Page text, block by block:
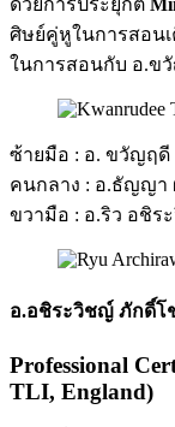
ด้วยการประยุกต์
ศิษย์คู่หูในการสอน
ในการสอนกับ อ.ข
ซ้ายมือ : อ. ขวัญฤ
คนกลาง : อ.ธัญญา
ขวามือ : อ.ริว อชิ
อ.อชิระวิชญ์ ภักดิ์โ
Professional
TLI, England)